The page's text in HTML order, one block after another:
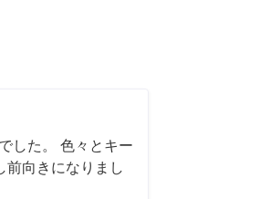
した。 色々とキー
前向きになりまし